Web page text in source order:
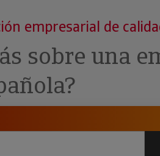
empresarial de
sobre una